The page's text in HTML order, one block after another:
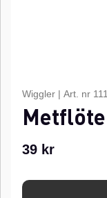
Wiggler | Art. nr
39 kr